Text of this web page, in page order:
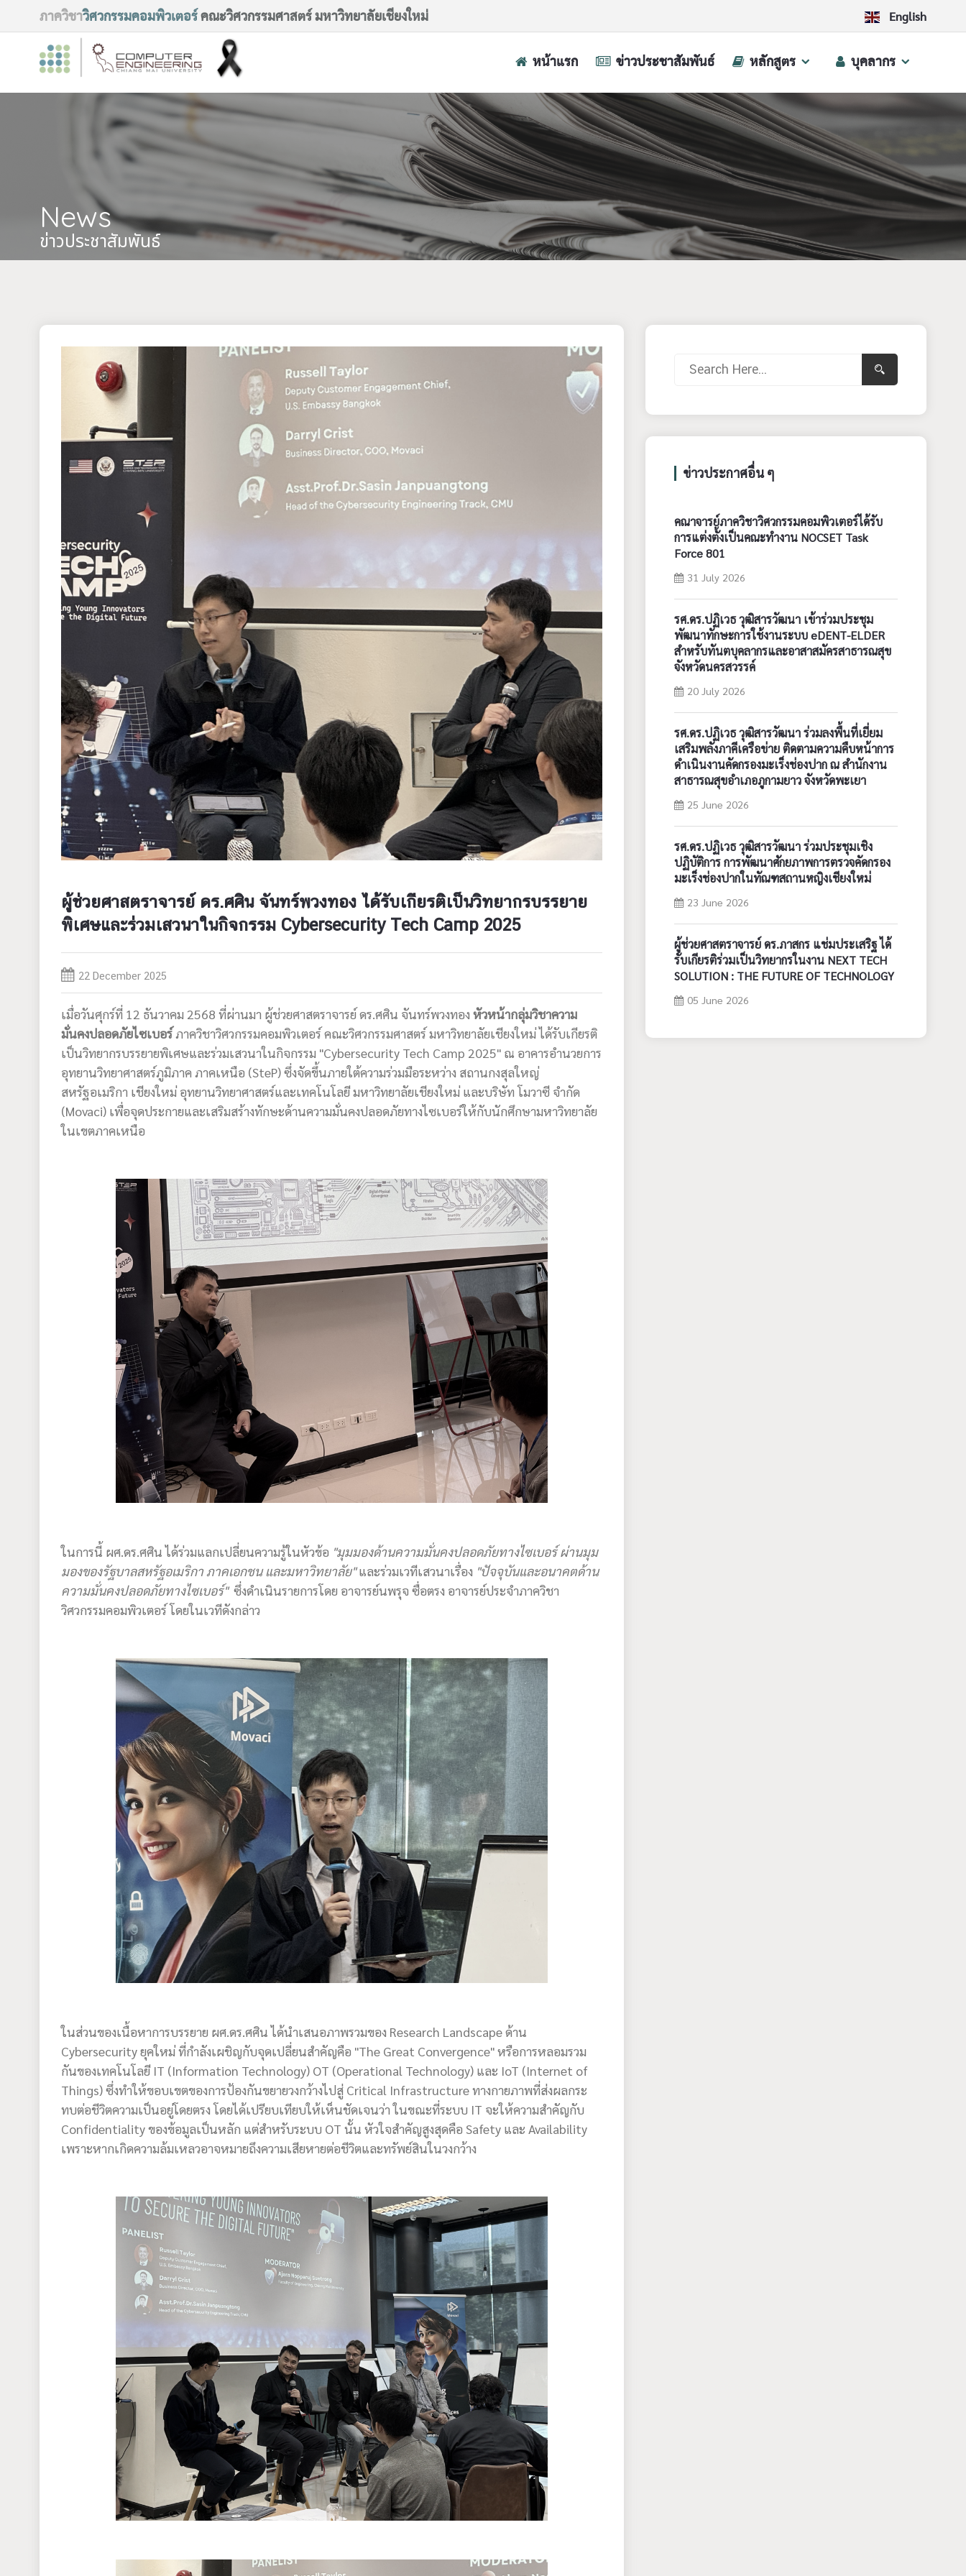
ภาควิชาวิศวกรรมคอมพิวเตอร์ คณะวิศวกรรมศาสตร์ มหาวิทยาลัยเชียงใหม่ English
หน้าแรก ข่าวประชาสัมพันธ์ หลักสูตร บุคลากร
News
ข่าวประชาสัมพันธ์
ผู้ช่วยศาสตราจารย์ ดร.ศศิน จันทร์พวงทอง ได้รับเกียรติเป็นวิทยากรบรรยาย
พิเศษและร่วมเสวนาในกิจกรรม Cybersecurity Tech Camp 2025
22 December 2025
เมื่อวันศุกร์ที่ 12 ธันวาคม 2568 ที่ผ่านมา ผู้ช่วยศาสตราจารย์ ดร.ศศิน จันทร์พวงทองหัวหน้ากลุ่มวิชาความ
มั่นคงปลอดภัยไซเบอร์ภาควิชาวิศวกรรมคอมพิวเตอร์ คณะวิศวกรรมศาสตร์ มหาวิทยาลัยเชียงใหม่ ได้รับเกียรติ
เป็นวิทยากรบรรยายพิเศษและร่วมเสวนาในกิจกรรม "Cybersecurity Tech Camp 2025" ณ อาคารอำนวยการ
อุทยานวิทยาศาสตร์ภูมิภาค ภาคเหนือ (SteP) ซึ่งจัดขึ้นภายใต้ความร่วมมือระหว่าง สถานกงสุลใหญ่
สหรัฐอเมริกา เชียงใหม่ อุทยานวิทยาศาสตร์และเทคโนโลยี มหาวิทยาลัยเชียงใหม่ และบริษัท โมวาซี จำกัด
(Movaci) เพื่อจุดประกายและเสริมสร้างทักษะด้านความมั่นคงปลอดภัยทางไซเบอร์ให้กับนักศึกษามหาวิทยาลัย
ในเขตภาคเหนือ
ในการนี้ ผศ.ดร.ศศิน ได้ร่วมแลกเปลี่ยนความรู้ในหัวข้อ "มุมมองด้านความมั่นคงปลอดภัยทางไซเบอร์ ผ่านมุม
มองของรัฐบาลสหรัฐอเมริกา ภาคเอกชน และมหาวิทยาลัย"และร่วมเวทีเสวนาเรื่อง "ปัจจุบันและอนาคตด้าน
ความมั่นคงปลอดภัยทางไซเบอร์"ซึ่งดำเนินรายการโดย อาจารย์นพรุจ ซื่อตรง อาจารย์ประจำภาควิชา
วิศวกรรมคอมพิวเตอร์ โดยในเวทีดังกล่าว
ในส่วนของเนื้อหาการบรรยาย ผศ.ดร.ศศิน ได้นำเสนอภาพรวมของ Research Landscape ด้าน
Cybersecurity ยุคใหม่ ที่กำลังเผชิญกับจุดเปลี่ยนสำคัญคือ "The Great Convergence" หรือการหลอมรวม
กันของเทคโนโลยี IT (Information Technology) OT (Operational Technology) และ IoT (Internet of
Things) ซึ่งทำให้ขอบเขตของการป้องกันขยายวงกว้างไปสู่ Critical Infrastructure ทางกายภาพที่ส่งผลกระ
ทบต่อชีวิตความเป็นอยู่โดยตรง โดยได้เปรียบเทียบให้เห็นชัดเจนว่า ในขณะที่ระบบ IT จะให้ความสำคัญกับ
Confidentiality ของข้อมูลเป็นหลัก แต่สำหรับระบบ OT นั้น หัวใจสำคัญสูงสุดคือ Safety และ Availability
เพราะหากเกิดความล้มเหลวอาจหมายถึงความเสียหายต่อชีวิตและทรัพย์สินในวงกว้าง
ข่าวประกาศอื่น ๆ
คณาจารย์ภาควิชาวิศวกรรมคอมพิวเตอร์ได้รับ
การแต่งตั้งเป็นคณะทำงาน NOCSET Task
Force 801
31 July 2026
รศ.ดร.ปฏิเวธ วุฒิสารวัฒนา เข้าร่วมประชุม
พัฒนาทักษะการใช้งานระบบ eDENT-ELDER
สำหรับทันตบุคลากรและอาสาสมัครสาธารณสุข
จังหวัดนครสวรรค์
20 July 2026
รศ.ดร.ปฏิเวธ วุฒิสารวัฒนา ร่วมลงพื้นที่เยี่ยม
เสริมพลังภาคีเครือข่าย ติดตามความคืบหน้าการ
ดำเนินงานคัดกรองมะเร็งช่องปาก ณ สำนักงาน
สาธารณสุขอำเภอภูกามยาว จังหวัดพะเยา
25 June 2026
รศ.ดร.ปฏิเวธ วุฒิสารวัฒนา ร่วมประชุมเชิง
ปฏิบัติการ การพัฒนาศักยภาพการตรวจคัดกรอง
มะเร็งช่องปากในทัณฑสถานหญิงเชียงใหม่
23 June 2026
ผู้ช่วยศาสตราจารย์ ดร.ภาสกร แช่มประเสริฐ ได้
รับเกียรติร่วมเป็นวิทยากรในงาน NEXT TECH
SOLUTION : THE FUTURE OF TECHNOLOGY
05 June 2026